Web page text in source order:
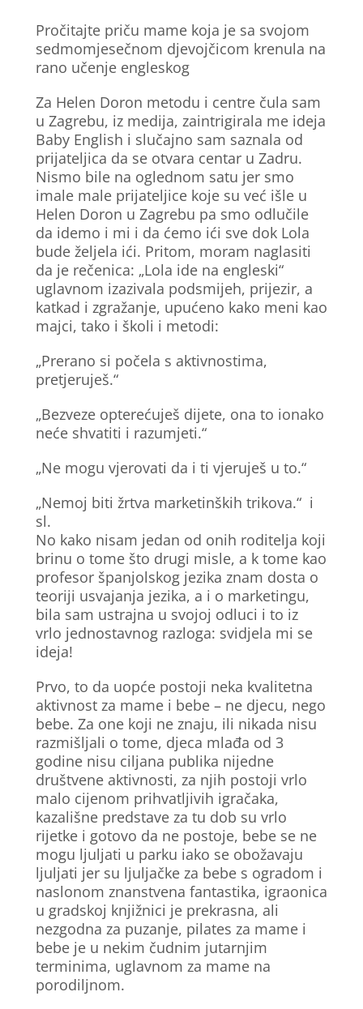
Pročitajte priču mame koja je sa svojom
sedmomjesečnom djevojčicom krenula na
rano učenje engleskog
Za Helen Doron metodu i centre čula sam
u Zagrebu, iz medija, zaintrigirala me ideja
Baby English i slučajno sam saznala od
prijateljica da se otvara centar u Zadru.
Nismo bile na oglednom satu jer smo
imale male prijateljice koje su već išle u
Helen Doron u Zagrebu pa smo odlučile
da idemo i mi i da ćemo ići sve dok Lola
bude željela ići. Pritom, moram naglasiti
da je rečenica: „Lola ide na engleski“
uglavnom izazivala podsmijeh, prijezir, a
katkad i zgražanje, upućeno kako meni kao
majci, tako i školi i metodi:
„Prerano si počela s aktivnostima,
pretjeruješ.“
„Bezveze opterećuješ dijete, ona to ionako
neće shvatiti i razumjeti.“
„Ne mogu vjerovati da i ti vjeruješ u to.“
„Nemoj biti žrtva marketinških trikova.“ i
sl.
No kako nisam jedan od onih roditelja koji
brinu o tome što drugi misle, a k tome kao
profesor španjolskog jezika znam dosta o
teoriji usvajanja jezika, a i o marketingu,
bila sam ustrajna u svojoj odluci i to iz
vrlo jednostavnog razloga: svidjela mi se
ideja!
Prvo, to da uopće postoji neka kvalitetna
aktivnost za mame i bebe – ne djecu, nego
bebe. Za one koji ne znaju, ili nikada nisu
razmišljali o tome, djeca mlađa od 3
godine nisu ciljana publika nijedne
društvene aktivnosti, za njih postoji vrlo
malo cijenom prihvatljivih igračaka,
kazališne predstave za tu dob su vrlo
rijetke i gotovo da ne postoje, bebe se ne
mogu ljuljati u parku iako se obožavaju
ljuljati jer su ljuljačke za bebe s ogradom i
naslonom znanstvena fantastika, igraonica
u gradskoj knjižnici je prekrasna, ali
nezgodna za puzanje, pilates za mame i
bebe je u nekim čudnim jutarnjim
terminima, uglavnom za mame na
porodiljnom.